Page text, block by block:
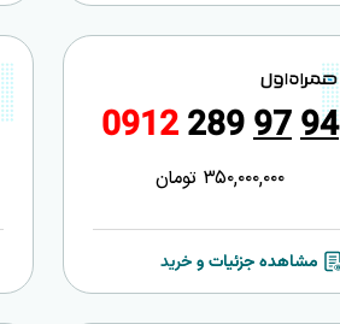
09122899794
350,000,000 تومان
مشاهده جزئیات و خرید